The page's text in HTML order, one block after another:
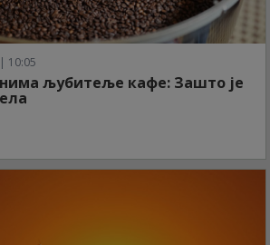
10:05
љубитеље кафе: Зашто је